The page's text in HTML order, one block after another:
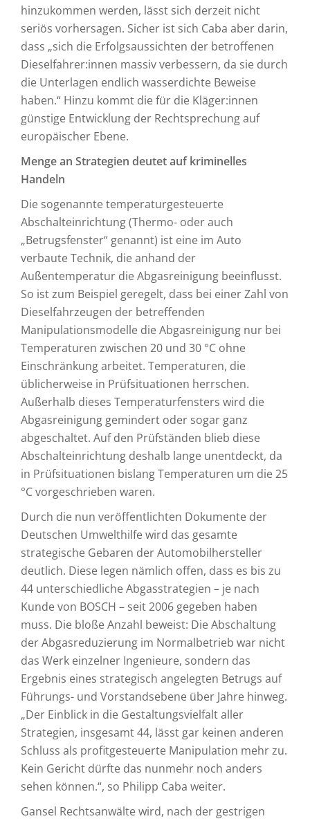
hinzukommen werden, lässt sich derzeit nicht
seriös vorhersagen. Sicher ist sich Caba aber darin,
dass „sich die Erfolgsaussichten der betroffenen
Dieselfahrer:innen massiv verbessern, da sie durch
die Unterlagen endlich wasserdichte Beweise
haben.“ Hinzu kommt die für die Kläger:innen
günstige Entwicklung der Rechtsprechung auf
europäischer Ebene.
Menge an Strategien deutet auf kriminelles
Handeln
Die sogenannte temperaturgesteuerte
Abschalteinrichtung (Thermo- oder auch
„Betrugsfenster“ genannt) ist eine im Auto
verbaute Technik, die anhand der
Außentemperatur die Abgasreinigung beeinflusst.
So ist zum Beispiel geregelt, dass bei einer Zahl von
Dieselfahrzeugen der betreffenden
Manipulationsmodelle die Abgasreinigung nur bei
Temperaturen zwischen 20 und 30 °C ohne
Einschränkung arbeitet. Temperaturen, die
üblicherweise in Prüfsituationen herrschen.
Außerhalb dieses Temperaturfensters wird die
Abgasreinigung gemindert oder sogar ganz
abgeschaltet. Auf den Prüfständen blieb diese
Abschalteinrichtung deshalb lange unentdeckt, da
in Prüfsituationen bislang Temperaturen um die 25
°C vorgeschrieben waren.
Durch die nun veröffentlichten Dokumente der
Deutschen Umwelthilfe wird das gesamte
strategische Gebaren der Automobilhersteller
deutlich. Diese legen nämlich offen, dass es bis zu
44 unterschiedliche Abgasstrategien – je nach
Kunde von BOSCH – seit 2006 gegeben haben
muss. Die bloße Anzahl beweist: Die Abschaltung
der Abgasreduzierung im Normalbetrieb war nicht
das Werk einzelner Ingenieure, sondern das
Ergebnis eines strategisch angelegten Betrugs auf
Führungs- und Vorstandsebene über Jahre hinweg.
„Der Einblick in die Gestaltungsvielfalt aller
Strategien, insgesamt 44, lässt gar keinen anderen
Schluss als profitgesteuerte Manipulation mehr zu.
Kein Gericht dürfte das nunmehr noch anders
sehen können.“, so Philipp Caba weiter.
Gansel Rechtsanwälte wird, nach der gestrigen